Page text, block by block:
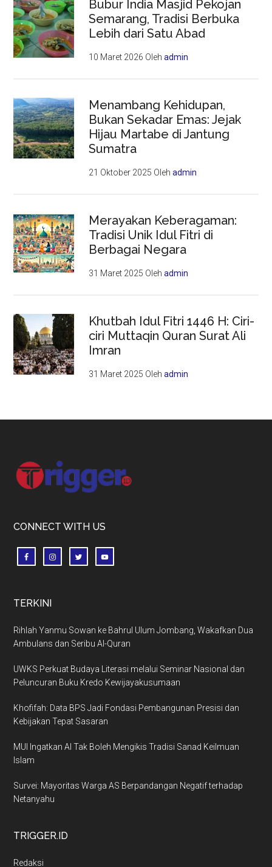
Bubur India Masjid Pekojan
Semarang, Tradisi Berbuka
Lebih dari Satu Abad
10 Maret 2026 Olehadmin
Menambang Kehidupan,
Bukan Sekadar Emas: Jejak
Hijau Martabe di Jantung
Sumatra
21 Oktober 2025 Olehadmin
Merayakan Keberagaman:
Tradisi Unik Idul Fitri di
Berbagai Negara
31 Maret 2025 Olehadmin
Khutbah Idul Fitri 1446 H: Ciri-
ciri Muttaqin Quran Surat Ali
Imran
31 Maret 2025 Olehadmin
Footer
CONNECT WITH US
TERKINI
Rihlah Yanmu Sowan ke Bahrul Ulum Jombang, Wakafkan Dua
Ambulans dan Seribu Al-Quran
UWKS Perkuat Budaya Literasi melalui Seminar Nasional dan
Peluncuran Buku Kredo Kewijayakusumaan
Khofifah: Data BPS Jadi Fondasi Pembangunan Presisi dan
Kebijakan Tepat Sasaran
MUI Ingatkan AI Tak Boleh Mengikis Tradisi Sanad Keilmuan
Islam
Survei: Mayoritas Warga AS Berpandangan Negatif terhadap
Netanyahu
TRIGGER.ID
Redaksi